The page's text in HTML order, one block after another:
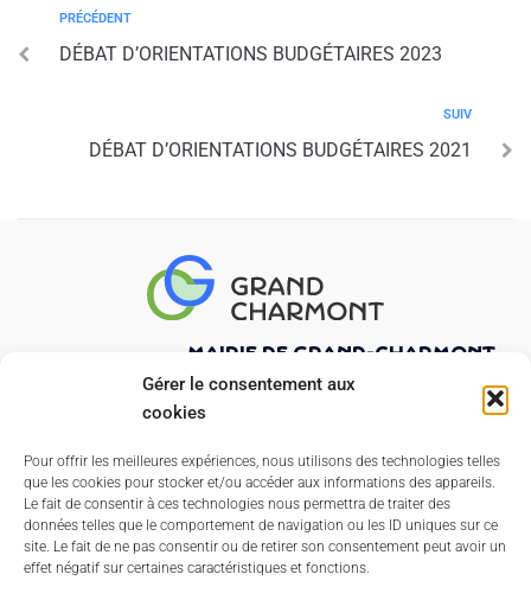
Gérer le consentement aux
cookies
Pour offrir les meilleures expériences, nous utilisons des technologies telles
que les cookies pour stocker et/ou accéder aux informations des appareils.
Le fait de consentir à ces technologies nous permettra de traiter des
données telles que le comportement de navigation ou les ID uniques sur ce
site. Le fait de ne pas consentir ou de retirer son consentement peut avoir un
effet négatif sur certaines caractéristiques et fonctions.
PRÉCÉDENT
DÉBAT D’ORIENTATIONS BUDGÉTAIRES 2023
SUIV
DÉBAT D’ORIENTATIONS BUDGÉTAIRES 2021
Mairie de Grand-Charmont
21 rue Pierre Curie
25200 GRAND-CHARMONT
03 81 32 02 47
Nous contacter
Horaires d'ouverture
Du lundi au vendredi